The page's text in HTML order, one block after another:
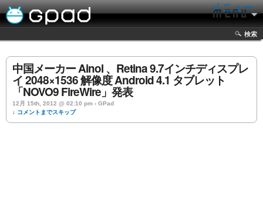
メニュー
検索
中国メーカー Ainol 、Retina 9.7インチディスプレ
イ 2048×1536 解像度 Android 4.1 タブレット
「NOVO9 FireWire」発表
12月 15th, 2012 @ 02:10 pm › GPad
↓ コメントまでスキップ